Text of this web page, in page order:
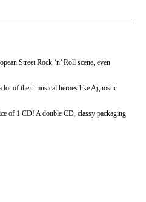
Street Rock ’n’ Roll scene, even
lot of their musical heroes like Agnostic
of 1 CD! A double CD, classy packaging